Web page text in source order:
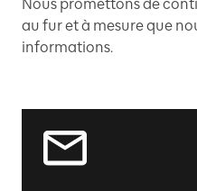
Nous promettons de
au fur et à mesure que
informations.